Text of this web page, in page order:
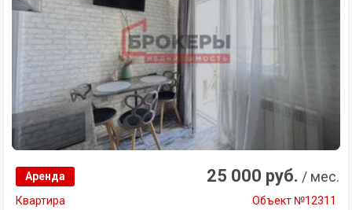
Аренда 25 000 руб. / мес.
Квартира Объект №12311